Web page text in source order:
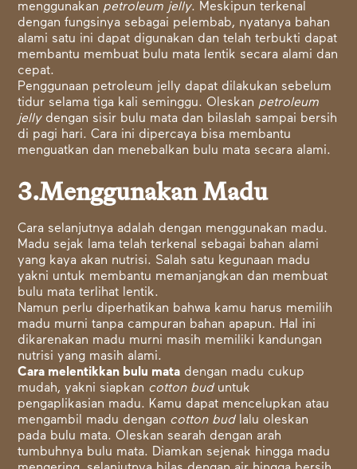
menggunakan petroleum jelly. Meskipun terkenal
dengan fungsinya sebagai pelembab, nyatanya bahan
alami satu ini dapat digunakan dan telah terbukti dapat
membantu membuat bulu mata lentik secara alami dan
cepat.
Penggunaan petroleum jelly dapat dilakukan sebelum
tidur selama tiga kali seminggu. Oleskan petroleum
jellydengan sisir bulu mata dan bilaslah sampai bersih
di pagi hari. Cara ini dipercaya bisa membantu
menguatkan dan menebalkan bulu mata secara alami.
3.Menggunakan Madu
Cara selanjutnya adalah dengan menggunakan madu.
Madu sejak lama telah terkenal sebagai bahan alami
yang kaya akan nutrisi. Salah satu kegunaan madu
yakni untuk membantu memanjangkan dan membuat
bulu mata terlihat lentik.
Namun perlu diperhatikan bahwa kamu harus memilih
madu murni tanpa campuran bahan apapun. Hal ini
dikarenakan madu murni masih memiliki kandungan
nutrisi yang masih alami.
Cara melentikkan bulu mata dengan madu cukup
mudah, yakni siapkan cotton buduntuk
pengaplikasian madu. Kamu dapat mencelupkan atau
mengambil madu dengan cotton budlalu oleskan
pada bulu mata. Oleskan searah dengan arah
tumbuhnya bulu mata. Diamkan sejenak hingga madu